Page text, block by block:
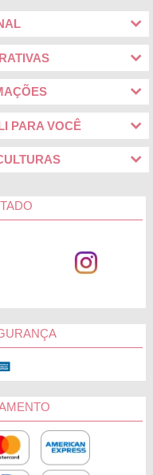
PARA VOCÊ